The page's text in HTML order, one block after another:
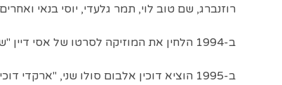
רוזנברג, שם טוב לוי, תמר גלעדי, יוסי בנאי
ב-1994 הלחין את המוזיקה לסרטו של אסי דיין "שמיכה חשמלית ושמה משה".
ב-1995 הוציא דוכין אלבום סולו שני,